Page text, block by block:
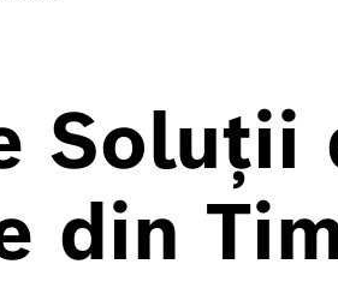
Soluții
din